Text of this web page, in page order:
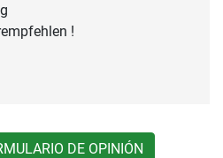
!
DE OPINIÓN